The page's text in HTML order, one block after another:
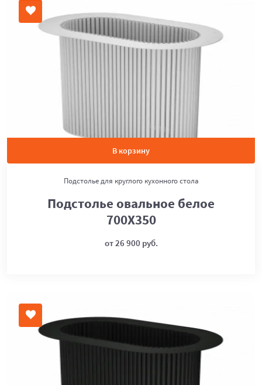
В корзину
Подстолье для круглого кухонного стола
Подстолье овальное белое
700Х350
от 26 900 руб.